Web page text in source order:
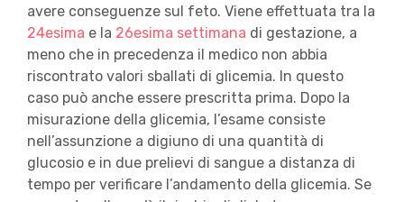
avere conseguenze sul feto. Viene effettuata tra la
24esima e la 26esima settimana di gestazione, a
meno che in precedenza il medico non abbia
riscontrato valori sballati di glicemia. In questo
caso può anche essere prescritta prima. Dopo la
misurazione della glicemia, l’esame consiste
nell’assunzione a digiuno di una quantità di
glucosio e in due prelievi di sangue a distanza di
tempo per verificare l’andamento della glicemia. Se